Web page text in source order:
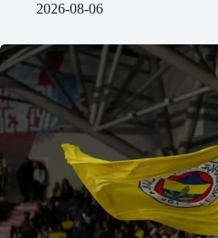
2026-08-06